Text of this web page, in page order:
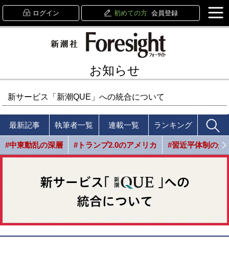
ログイン 初めての方 会員登録
お知らせ
新サービス「新潮QUE」への統合について
最新記事 執筆者一覧 連載一覧 ランキング
#中東動乱の深層 #トランプ2.0のアメリカ #習近平体制の光